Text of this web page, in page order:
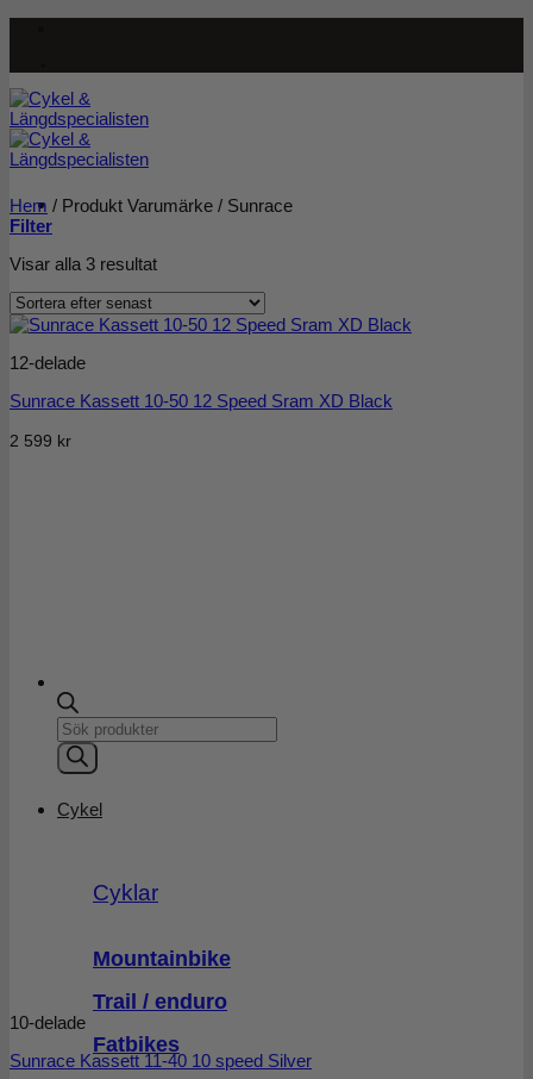
Products
search
Cykel
Cyklar
Mountainbike
Trail / enduro
Fatbikes
Hem / Produkt Varumärke / Sunrace
Filter
Visar alla 3 resultatSortera
12-delade
Sunrace Kassett 10-50 12 Speed Sram XD Black
2 599 kr
10-delade
Sunrace Kassett 11-40 10 speed Silver